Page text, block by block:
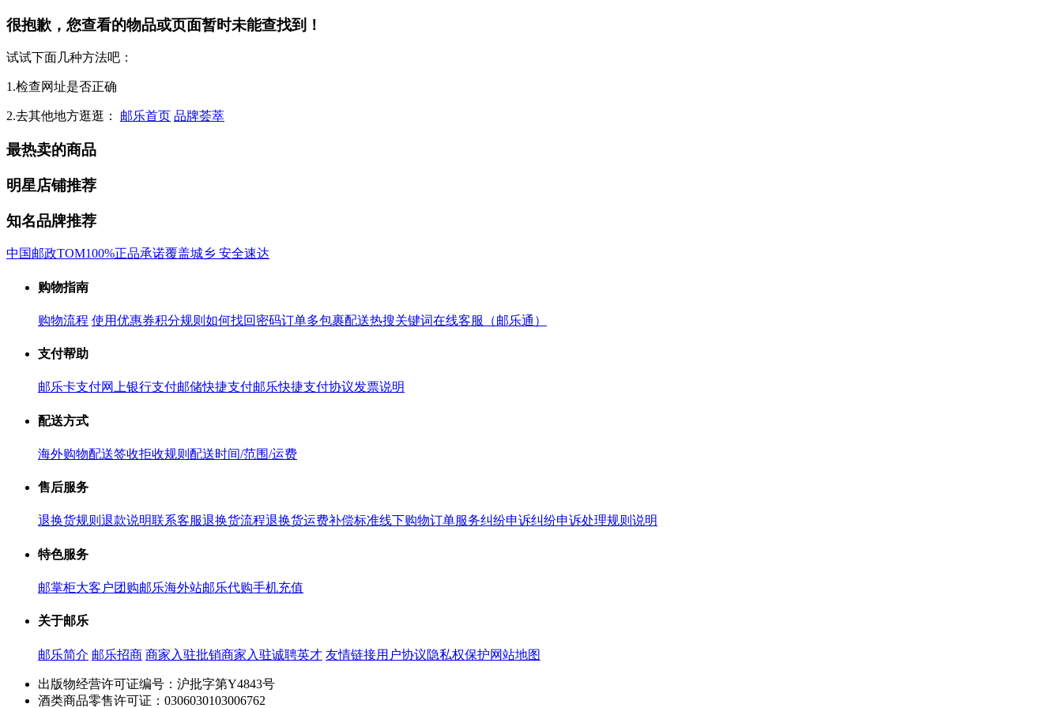
很抱歉，您查看的物品或页面暂时未能查找到！
试试下面几种方法吧：
1.检查网址是否正确
2.去其他地方逛逛： 邮乐首页 品牌荟萃
最热卖的商品
明星店铺推荐
知名品牌推荐
中国邮政TOM100%正品承诺覆盖城乡 安全速达
购物指南
购物流程 使用优惠券积分规则 如何找回密码订单多包裹配送热搜关键词在线客服（邮乐通）
支付帮助
邮乐卡支付网上银行支付邮储快捷支付邮乐快捷支付协议发票说明
配送方式
海外购物配送签收拒收规则 配送时间/范围/运费
售后服务
退换货规则 退款说明联系客服退换货流程退换货运费补偿标准线下购物订单服务纠纷申诉纠纷申诉处理规则说明
特色服务
邮掌柜大客户团购邮乐海外站邮乐代购手机充值
关于邮乐
邮乐简介 邮乐招商 商家入驻批销商家入驻诚聘英才 友情链接用户协议隐私权保护网站地图
出版物经营许可证编号：沪批字第Y4843号
酒类商品零售许可证：0306030103006762